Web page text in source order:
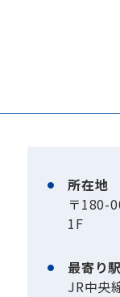
所在地
〒180-
1F
最寄り駅
JR中央